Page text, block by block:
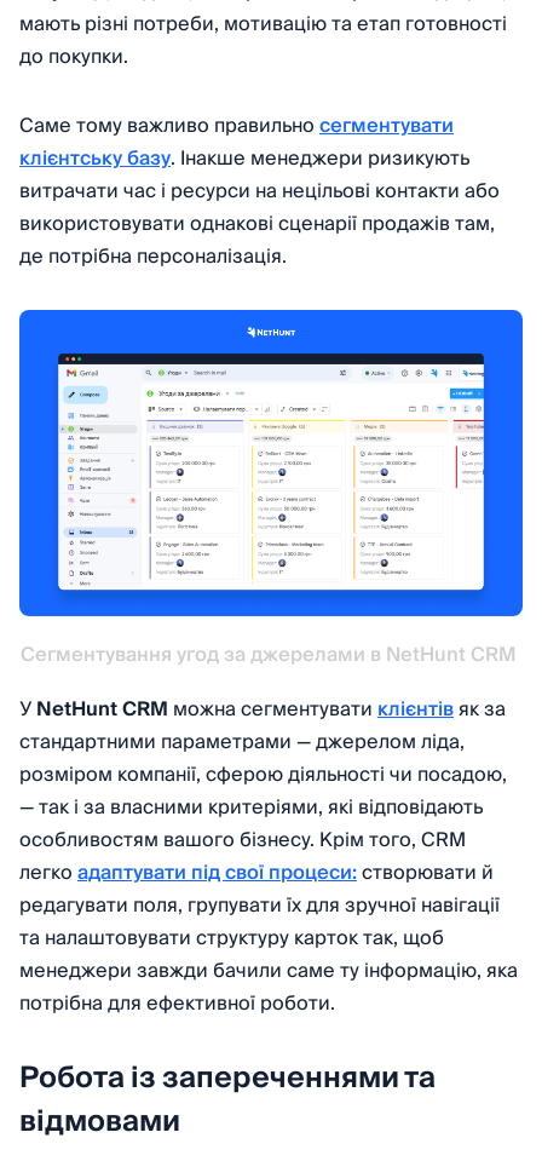
мають різні потреби, мотивацію та етап готовності
до покупки.
Саме тому важливо правильносегментувати
клієнтську базу. Інакше менеджери ризикують
витрачати час і ресурси на нецільові контакти або
використовувати однакові сценарії продажів там,
де потрібна персоналізація.
Сегментування угод за джерелами в NetHunt CRM
УNetHunt CRM можна сегментуватиклієнтівяк за
стандартними параметрами — джерелом ліда,
розміром компанії, сферою діяльності чи посадою,
— так і за власними критеріями, які відповідають
особливостям вашого бізнесу. Крім того, CRM
легкоадаптувати під свої процеси:створювати й
редагувати поля, групувати їх для зручної навігації
та налаштовувати структуру карток так, щоб
менеджери завжди бачили саме ту інформацію, яка
потрібна для ефективної роботи.
Робота із запереченнями та
відмовами